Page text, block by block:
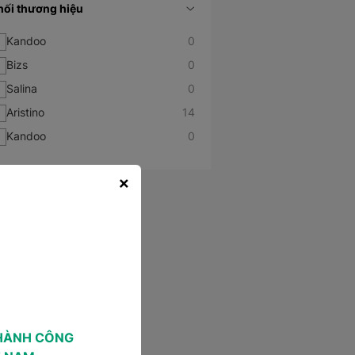
thương hiệu
Kandoo
0
Bizs
0
Salina
0
Aristino
14
Kandoo
0
×
CÔNG